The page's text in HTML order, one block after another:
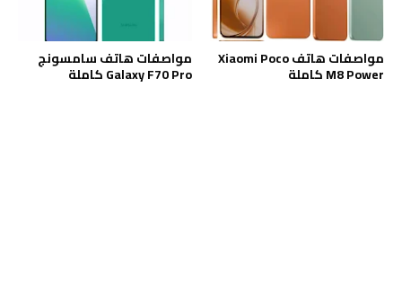
مواصفات هاتف Xiaomi Poco
M8 Power كاملة
مواصفات هاتف سامسونج
Galaxy F70 Pro كاملة